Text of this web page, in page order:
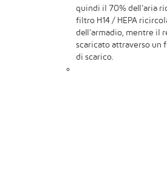
quindi il 70% dell'aria
filtro H14 / HEPA
dell'armadio, mentre il
scaricato attraverso un
di scarico.